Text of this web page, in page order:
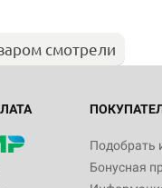
смотрели
Подобрать
Бонусная